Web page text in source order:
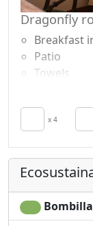
Dragonfly
Breakfast
Patio
Towels
Cupboard
Wardrobe
Dining
High chair
x 4